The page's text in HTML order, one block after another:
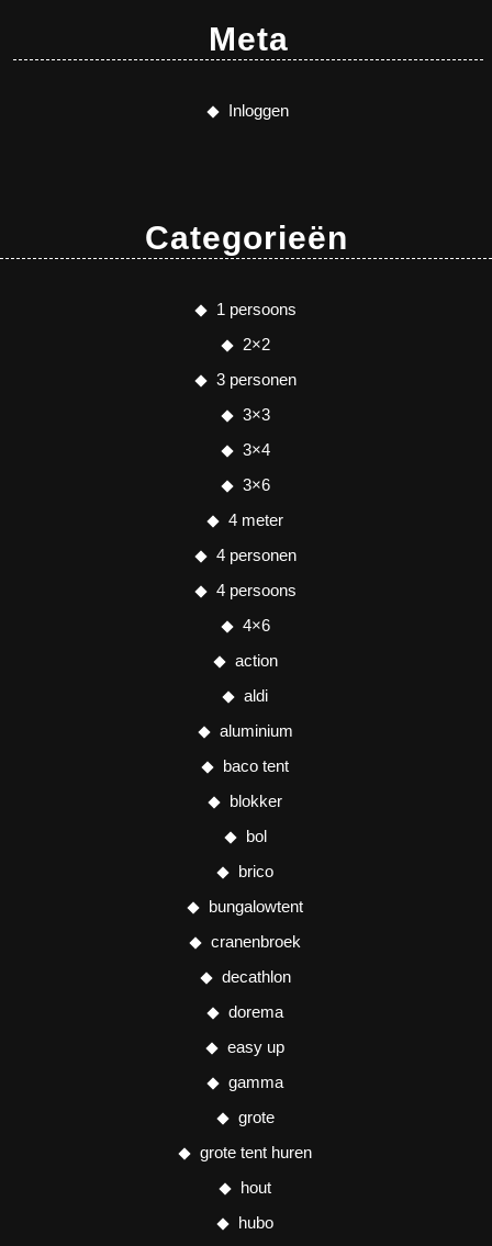
Meta
Inloggen
Categorieën
1 persoons
2×2
3 personen
3×3
3×4
3×6
4 meter
4 personen
4 persoons
4×6
action
aldi
aluminium
baco tent
blokker
bol
brico
bungalowtent
cranenbroek
decathlon
dorema
easy up
gamma
grote
grote tent huren
hout
hubo